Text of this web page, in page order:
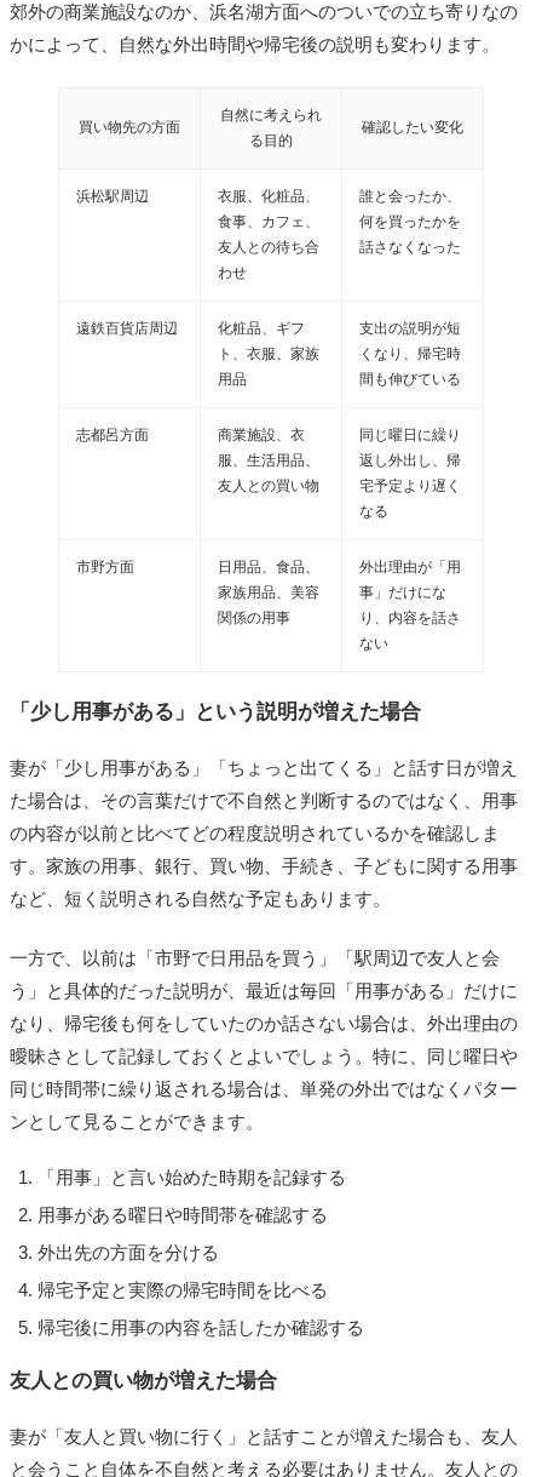
郊外の商業施設なのか、浜名湖方面へのついでの立ち寄りなの
かによって、自然な外出時間や帰宅後の説明も変わります。
買い物先の方面
自然に考えられ
る目的
確認したい変化
浜松駅周辺
衣服、化粧品、
食事、カフェ、
友人との待ち合
わせ
誰と会ったか、
何を買ったかを
話さなくなった
遠鉄百貨店周辺
化粧品、ギフ
ト、衣服、家族
用品
支出の説明が短
くなり、帰宅時
間も伸びている
志都呂方面
商業施設、衣
服、生活用品、
友人との買い物
同じ曜日に繰り
返し外出し、帰
宅予定より遅く
なる
市野方面
日用品、食品、
家族用品、美容
関係の用事
外出理由が「用
事」だけにな
り、内容を話さ
ない
「少し用事がある」という説明が増えた場合
妻が「少し用事がある」「ちょっと出てくる」と話す日が増え
た場合は、その言葉だけで不自然と判断するのではなく、用事
の内容が以前と比べてどの程度説明されているかを確認しま
す。家族の用事、銀行、買い物、手続き、子どもに関する用事
など、短く説明される自然な予定もあります。
一方で、以前は「市野で日用品を買う」「駅周辺で友人と会
う」と具体的だった説明が、最近は毎回「用事がある」だけに
なり、帰宅後も何をしていたのか話さない場合は、外出理由の
曖昧さとして記録しておくとよいでしょう。特に、同じ曜日や
同じ時間帯に繰り返される場合は、単発の外出ではなくパター
ンとして見ることができます。
「用事」と言い始めた時期を記録する
用事がある曜日や時間帯を確認する
外出先の方面を分ける
帰宅予定と実際の帰宅時間を比べる
帰宅後に用事の内容を話したか確認する
友人との買い物が増えた場合
妻が「友人と買い物に行く」と話すことが増えた場合も、友人
と会うこと自体を不自然と考える必要はありません。友人との